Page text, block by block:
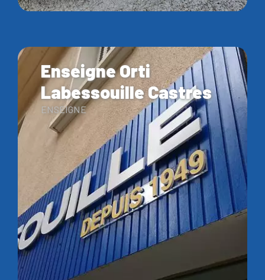
Enseigne Orti
Labessouille Castres
ENSEIGNE